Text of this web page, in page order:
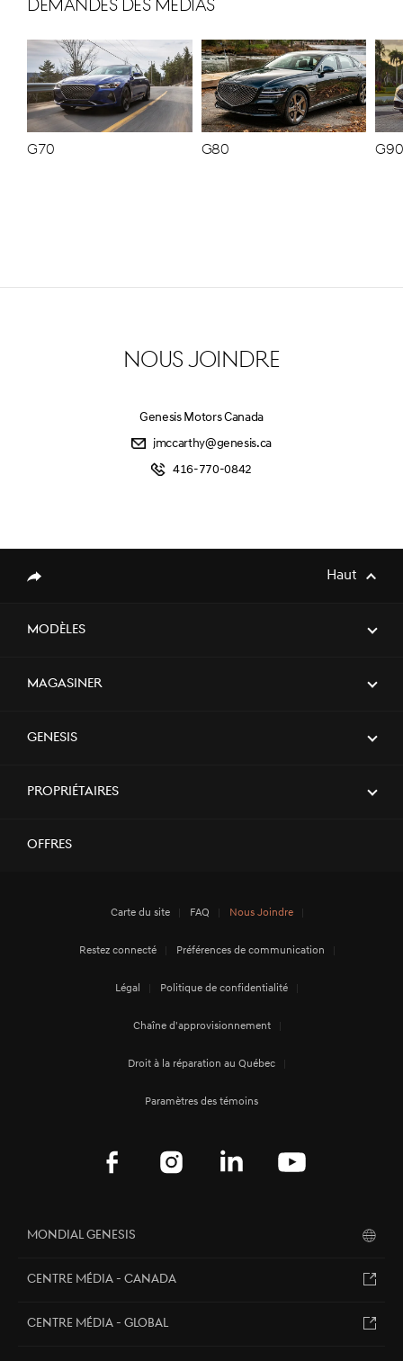
DEMANDES DES MÉDIAS
G70 G80 G90
NOUS JOINDRE
Genesis Motors Canada
jmccarthy@genesis.ca
416-770-0842
Haut
MODÈLES
Magasiner
Genesis
Propriétaires
Offres
Carte du site FAQ Nous Joindre
Restez connecté Préférences de communication
Légal Politique de confidentialité
Chaîne d'approvisionnement
Droit à la réparation au Québec
Paramètres des témoins
Mondial Genesis
Centre Média - Canada
Centre Média - Global